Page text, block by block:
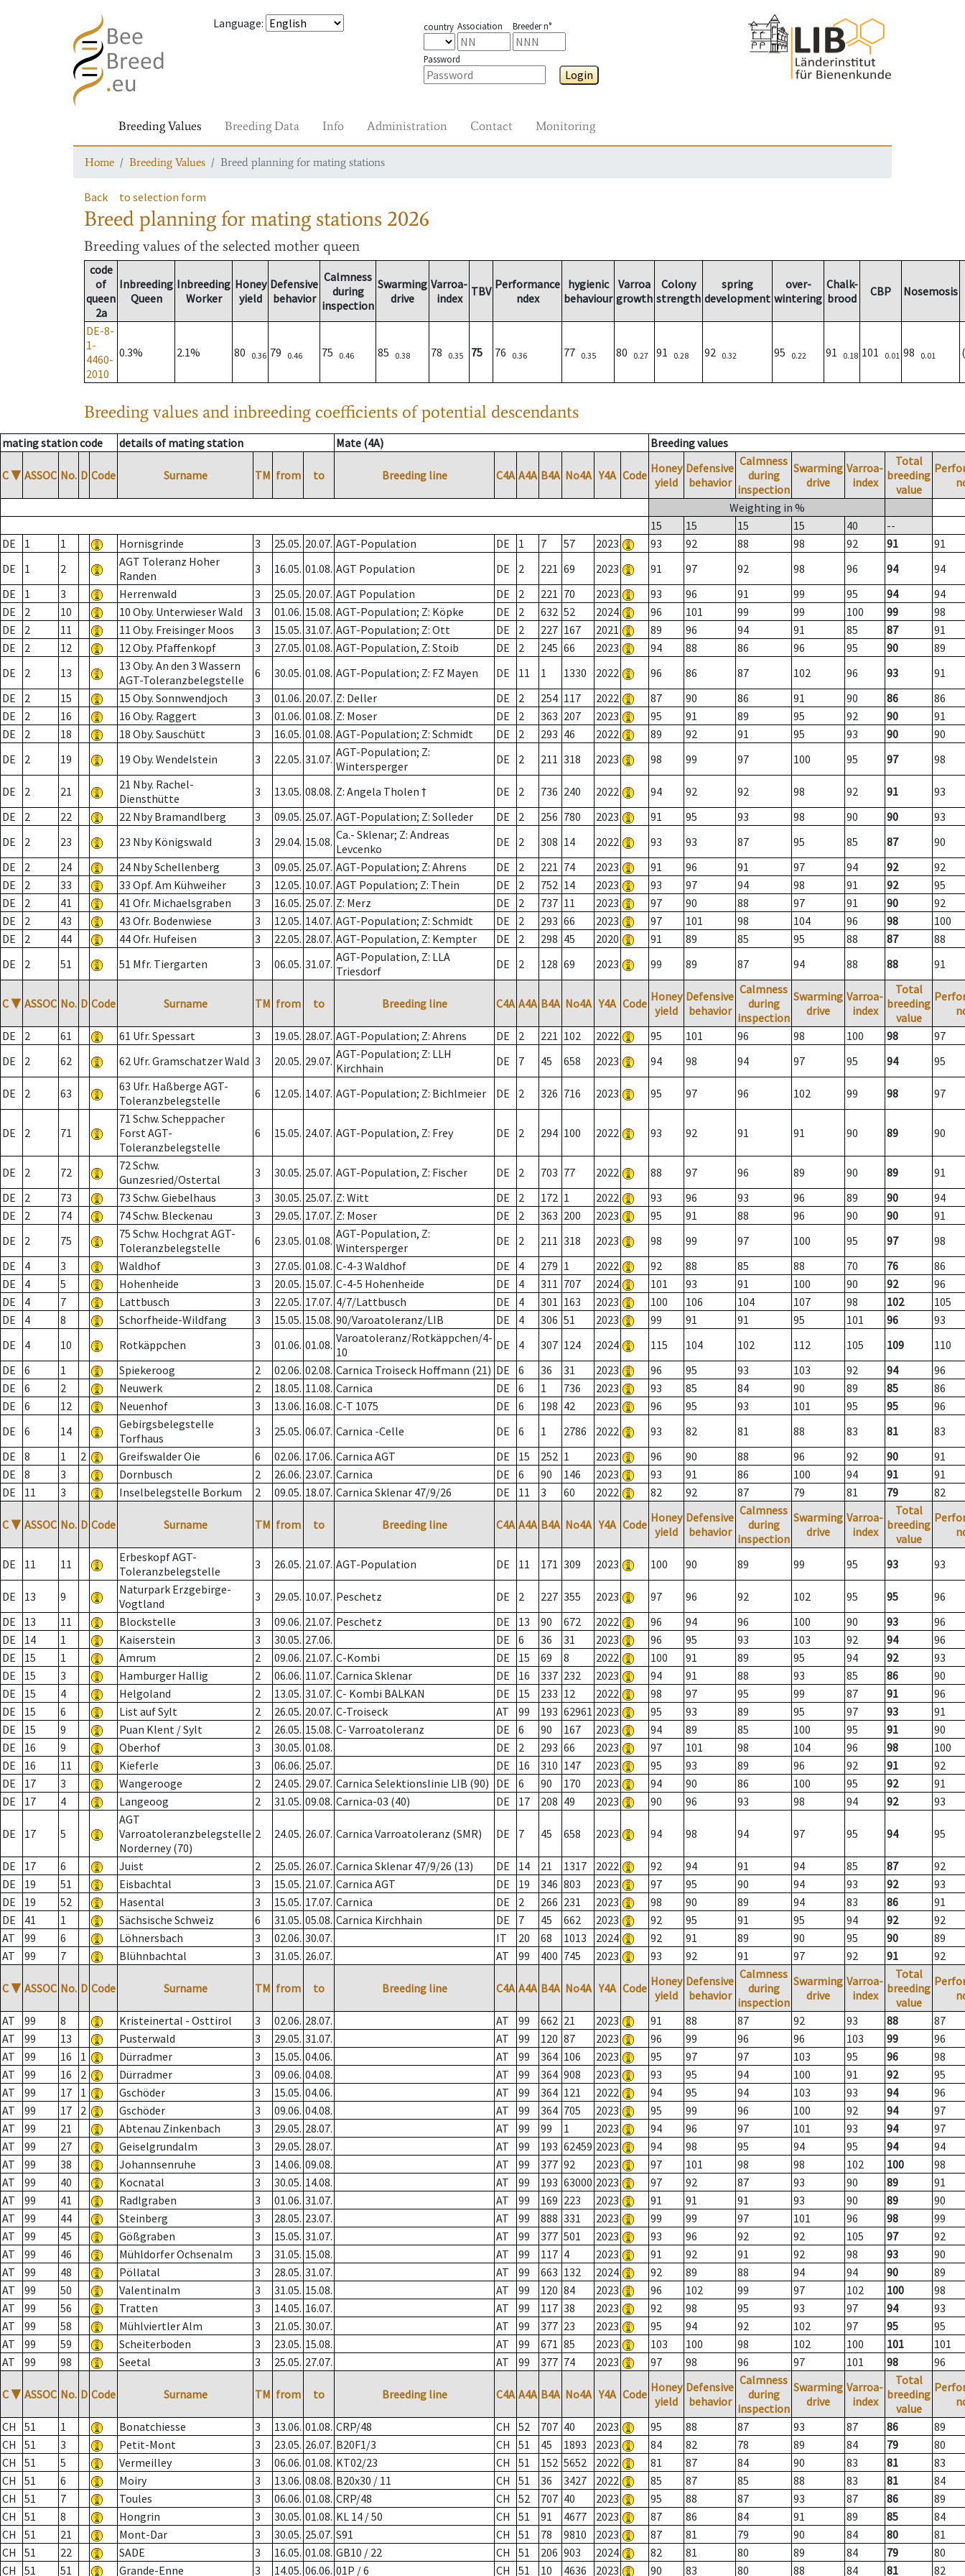
Language: country Association Breeder n°
Password
Login
Breeding Values Breeding Data Info Administration Contact Monitoring
Home Breeding Values Breed planning for mating stations
Back to selection form
Breed planning for mating stations 2026
Breeding values of the selected mother queen
code
of
queen
2a
Inbreeding
Queen
Inbreeding
Worker
Honey
yield
Defensive
behavior
Calmness
during
inspection
Swarming
drive
Varroa-
index
TBV Performance
ndex
hygienic
behaviour
Varroa
growth
Colony
strength
spring
development
over-
wintering
Chalk-
brood
CBP Nosemosis
DE-8-
1-
4460-
2010
0.3% 2.1% 80 0.36 79 0.46 75 0.46 85 0.38 78 0.35 75 76 0.36 77 0.35 80 0.27 91 0.28 92 0.32 95 0.22 91 0.18 101 0.01 98 0.01
Breeding values and inbreeding coefficients of potential descendants
mating station code details of mating station Mate (4A) Breeding values
C ▼ ASSOC No. D Code Surname TM from to Breeding line C4A A4A B4A No4A Y4A Code Honey
yield
Defensive
behavior
Calmness
during
inspection
Swarming
drive
Varroa-
index
Total
breeding
value
Weighting in %
15
15 15 15 40
--
DE
1 1 Hornisgrinde 3 25.05. 20.07. AGT-Population DE 1 7 57 2023 93 92 88 98 92 91
91
DE
1 2
AGT Toleranz Hoher
Randen
3 16.05. 01.08. AGT Population DE 2 221 69 2023 91 97 92 98 96 94
94
DE
1 3 Herrenwald 3 25.05. 20.07. AGT Population DE 2 221 70 2023 93 96 91 99 95 94
94
DE
2 10 10 Oby. Unterwieser Wald 3 01.06. 15.08. AGT-Population; Z: Köpke DE 2 632 52 2024 96 101 99 99 100 99
98
DE
2 11 11 Oby. Freisinger Moos 3 15.05. 31.07. AGT-Population; Z: Ott DE 2 227 167 2021 89 96 94 91 85 87
91
DE
2 12 12 Oby. Pfaffenkopf 3 27.05. 01.08. AGT-Population, Z: Stoib DE 2 245 66 2023 94 88 86 96 95 90
89
DE
2 13
13 Oby. An den 3 Wassern
AGT-Toleranzbelegstelle
6 30.05. 01.08. AGT-Population; Z: FZ Mayen DE 11 1 1330 2022 96 86 87 102 96 93
91
DE
2 15 15 Oby. Sonnwendjoch 3 01.06. 20.07. Z: Deller DE 2 254 117 2022 87 90 86 91 90 86
86
DE
2 16 16 Oby. Raggert 3 01.06. 01.08. Z: Moser DE 2 363 207 2023 95 91 89 95 92 90
91
DE
2 18 18 Oby. Sauschütt 3 16.05. 01.08. AGT-Population; Z: Schmidt DE 2 293 46 2022 89 92 91 95 93 90
90
DE
2 19 19 Oby. Wendelstein 3 22.05. 31.07. AGT-Population; Z:
Wintersperger
DE 2 211 318 2023 98 99 97 100 95 97 98
DE 2 21
21 Nby. Rachel-
Diensthütte
3 13.05. 08.08. Z: Angela Tholen † DE 2 736 240 2022 94 92 92 98 92 91
93
DE
2 22 22 Nby Bramandlberg 3 09.05. 25.07. AGT-Population; Z: Solleder DE 2 256 780 2023 91 95 93 98 90 90
93
DE
2 23 23 Nby Königswald 3 29.04. 15.08. Ca.- Sklenar; Z: Andreas
Levcenko
DE 2 308 14 2022 93 93 87 95 85 87
90
DE
2 24 24 Nby Schellenberg 3 09.05. 25.07. AGT-Population; Z: Ahrens DE 2 221 74 2023 91 96 91 97 94 92
92
DE
2 33 33 Opf. Am Kühweiher 3 12.05. 10.07. AGT Population; Z: Thein DE 2 752 14 2023 93 97 94 98 91 92
95
DE
2 41 41 Ofr. Michaelsgraben 3 16.05. 25.07. Z: Merz DE 2 737 11 2023 97 90 88 97 91 90
92
DE
2 43 43 Ofr. Bodenwiese 3 12.05. 14.07. AGT-Population; Z: Schmidt DE 2 293 66 2023 97 101 98 104 96 98
100
DE
2 44 44 Ofr. Hufeisen 3 22.05. 28.07. AGT-Population, Z: Kempter DE 2 298 45 2020 91 89 85 95 88 87
88
DE
2 51 51 Mfr. Tiergarten 3 06.05. 31.07. AGT-Population, Z: LLA
Triesdorf
DE 2 128 69 2023 99 89 87 94 88 88 91
C ▼ ASSOC No. D Code Surname TM from to Breeding line C4A A4A B4A No4A Y4A Code Honey
yield
Defensive
behavior
Calmness
during
inspection
Swarming
drive
Varroa-
index
Total
breeding
value
DE
2 61 61 Ufr. Spessart 3 19.05. 28.07. AGT-Population; Z: Ahrens DE 2 221 102 2022 95 101 96 98 100 98
97
DE
2 62 62 Ufr. Gramschatzer Wald 3 20.05. 29.07. AGT-Population; Z: LLH
Kirchhain
DE 7 45 658 2023 94 98 94 97 95 94 95
DE 2 63
63 Ufr. Haßberge AGT-
Toleranzbelegstelle
6 12.05. 14.07. AGT-Population; Z: Bichlmeier DE 2 326 716 2023 95 97 96 102 99 98 97
DE 2 71
71 Schw. Scheppacher
Forst AGT-
Toleranzbelegstelle
6 15.05. 24.07. AGT-Population, Z: Frey DE 2 294 100 2022 93 92 91 91 90 89 90
DE 2 72
72 Schw.
Gunzesried/Ostertal
3 30.05. 25.07. AGT-Population, Z: Fischer DE 2 703 77 2022 88 97 96 89 90 89
91
DE
2 73 73 Schw. Giebelhaus 3 30.05. 25.07. Z: Witt DE 2 172 1 2022 93 96 93 96 89 90
94
DE
2 74 74 Schw. Bleckenau 3 29.05. 17.07. Z: Moser DE 2 363 200 2023 95 91 88 96 90 90
91
DE
2 75
75 Schw. Hochgrat AGT-
Toleranzbelegstelle
6 23.05. 01.08. AGT-Population, Z:
Wintersperger
DE 2 211 318 2023 98 99 97 100 95 97
98
DE
4 3 Waldhof 3 27.05. 01.08. C-4-3 Waldhof DE 4 279 1 2022 92 88 85 88 70 76
86
DE
4 5 Hohenheide 3 20.05. 15.07. C-4-5 Hohenheide DE 4 311 707 2024 101 93 91 100 90 92
96
DE
4 7 Lattbusch 3 22.05. 17.07. 4/7/Lattbusch DE 4 301 163 2023 100 106 104 107 98 102
105
DE
4 8 Schorfheide-Wildfang 3 15.05. 15.08. 90/Varoatoleranz/LIB DE 4 306 51 2023 99 91 91 95 101 96
93
DE
4 10 Rotkäppchen 3 01.06. 01.08. Varoatoleranz/Rotkäppchen/4-
10
DE 4 307 124 2024 115 104 102 112 105 109
110
DE
6 1 Spiekeroog 2 02.06. 02.08. Carnica Troiseck Hoffmann (21) DE 6 36 31 2023 96 95 93 103 92 94
96
DE
6 2 Neuwerk 2 18.05. 11.08. Carnica DE 6 1 736 2023 93 85 84 90 89 85
86
DE
6 12 Neuenhof 3 13.06. 16.08. C-T 1075 DE 6 198 42 2023 96 95 93 101 95 95
96
DE
6 14
Gebirgsbelegstelle
Torfhaus
3 25.05. 06.07. Carnica -Celle DE 6 1 2786 2022 93 82 81 88 83 81
83
DE
8 1 2 Greifswalder Oie 6 02.06. 17.06. Carnica AGT DE 15 252 1 2023 96 90 88 96 92 90
91
DE
8 3 Dornbusch 2 26.06. 23.07. Carnica DE 6 90 146 2023 93 91 86 100 94 91
91
DE
11 3 Inselbelegstelle Borkum 2 09.05. 18.07. Carnica Sklenar 47/9/26 DE 11 3 60 2022 82 92 87 79 81 79 82
C ▼ ASSOC No. D Code Surname TM from to Breeding line C4A A4A B4A No4A Y4A Code Honey
yield
Defensive
behavior
Calmness
during
inspection
Swarming
drive
Varroa-
index
Total
breeding
value
DE 11 11
Erbeskopf AGT-
Toleranzbelegstelle
3 26.05. 21.07. AGT-Population DE 11 171 309 2023 100 90 89 99 95 93 93
DE 13 9
Naturpark Erzgebirge-
Vogtland
3 29.05. 10.07. Peschetz DE 2 227 355 2023 97 96 92 102 95 95
96
DE
13 11 Blockstelle 3 09.06. 21.07. Peschetz DE 13 90 672 2022 96 94 96 100 90 93
96
DE
14 1 Kaiserstein 3 30.05. 27.06. DE 6 36 31 2023 96 95 93 103 92 94
96
DE
15 1 Amrum 2 09.06. 21.07. C-Kombi DE 15 69 8 2022 100 91 89 95 94 92
93
DE
15 3 Hamburger Hallig 2 06.06. 11.07. Carnica Sklenar DE 16 337 232 2023 94 91 88 93 85 86
90
DE
15 4 Helgoland 2 13.05. 31.07. C- Kombi BALKAN DE 15 233 12 2022 98 97 95 99 87 91
96
DE
15 6 List auf Sylt 2 26.05. 20.07. C-Troiseck AT 99 193 62961 2023 95 93 89 95 97 93
91
DE
15 9 Puan Klent / Sylt 2 26.05. 15.08. C- Varroatoleranz DE 6 90 167 2023 94 89 85 100 95 91
90
DE
16 9 Oberhof 3 30.05. 01.08. DE 2 293 66 2023 97 101 98 104 96 98
100
DE
16 11 Kieferle 3 06.06. 25.07. DE 16 310 147 2023 95 93 89 96 92 91
92
DE
17 3 Wangerooge 2 24.05. 29.07. Carnica Selektionslinie LIB (90) DE 6 90 170 2023 94 90 86 100 95 92
91
DE
17 4 Langeoog 2 31.05. 09.08. Carnica-03 (40) DE 17 208 49 2023 90 96 93 98 94 92 93
DE 17 5
AGT
Varroatoleranzbelegstelle
Norderney (70)
2 24.05. 26.07. Carnica Varroatoleranz (SMR) DE 7 45 658 2023 94 98 94 97 95 94 95
DE 17 6 Juist 2 25.05. 26.07. Carnica Sklenar 47/9/26 (13) DE 14 21 1317 2022 92 94 91 94 85 87
92
DE
19 51 Eisbachtal 3 15.05. 21.07. Carnica AGT DE 19 346 803 2023 97 95 90 94 93 92
93
DE
19 52 Hasental 3 15.05. 17.07. Carnica DE 2 266 231 2023 98 90 89 94 83 86
91
DE
41 1 Sächsische Schweiz 6 31.05. 05.08. Carnica Kirchhain DE 7 45 662 2023 92 95 91 95 94 92
92
AT
99 6 Löhnersbach 3 02.06. 30.07. IT 20 68 1013 2024 92 91 89 90 95 90
89
AT
99 7 Blühnbachtal 3 31.05. 26.07. AT 99 400 745 2023 93 92 91 97 92 91 92
C ▼ ASSOC No. D Code Surname TM from to Breeding line C4A A4A B4A No4A Y4A Code Honey
yield
Defensive
behavior
Calmness
during
inspection
Swarming
drive
Varroa-
index
Total
breeding
value
AT
99 8 Kristeinertal - Osttirol 3 02.06. 28.07. AT 99 662 21 2023 91 88 87 92 93 88
87
AT
99 13 Pusterwald 3 29.05. 31.07. AT 99 120 87 2023 96 99 96 96 103 99
96
AT
99 16 1 Dürradmer 3 15.05. 04.06. AT 99 364 106 2023 95 97 97 103 95 96
98
AT
99 16 2 Dürradmer 3 09.06. 04.08. AT 99 364 908 2023 93 95 94 100 91 92
95
AT
99 17 1 Gschöder 3 15.05. 04.06. AT 99 364 121 2022 94 95 94 103 93 94
96
AT
99 17 2 Gschöder 3 09.06. 04.08. AT 99 364 705 2023 95 99 96 100 92 94
97
AT
99 21 Abtenau Zinkenbach 3 29.05. 28.07. AT 99 99 1 2023 94 96 97 101 93 94
97
AT
99 27 Geiselgrundalm 3 29.05. 28.07. AT 99 193 62459 2023 94 98 95 94 95 94
94
AT
99 38 Johannsenruhe 3 14.06. 09.08. AT 99 377 92 2023 97 101 98 98 102 100
98
AT
99 40 Kocnatal 3 30.05. 14.08. AT 99 193 63000 2023 97 92 87 93 90 89
91
AT
99 41 Radlgraben 3 01.06. 31.07. AT 99 169 223 2023 91 91 91 93 90 89
90
AT
99 44 Steinberg 3 28.05. 23.07. AT 99 888 331 2023 99 99 97 101 96 98
99
AT
99 45 Gößgraben 3 15.05. 31.07. AT 99 377 501 2023 93 96 92 92 105 97
92
AT
99 46 Mühldorfer Ochsenalm 3 31.05. 15.08. AT 99 117 4 2023 91 92 91 92 98 93
90
AT
99 48 Pöllatal 3 28.05. 31.07. AT 99 663 132 2024 92 89 88 94 94 90
89
AT
99 50 Valentinalm 3 31.05. 15.08. AT 99 120 84 2023 96 102 99 97 102 100
98
AT
99 56 Tratten 3 14.05. 16.07. AT 99 117 38 2023 92 98 95 93 97 94
93
AT
99 58 Mühlviertler Alm 3 21.05. 30.07. AT 99 377 23 2023 95 94 92 102 97 95
95
AT
99 59 Scheiterboden 3 23.05. 15.08. AT 99 671 85 2023 103 100 98 102 100 101
101
AT
99 98 Seetal 3 25.05. 27.07. AT 99 377 74 2023 97 98 96 97 101 98 96
C ▼ ASSOC No. D Code Surname TM from to Breeding line C4A A4A B4A No4A Y4A Code Honey
yield
Defensive
behavior
Calmness
during
inspection
Swarming
drive
Varroa-
index
Total
breeding
value
CH
51 1 Bonatchiesse 3 13.06. 01.08. CRP/48 CH 52 707 40 2023 95 88 87 93 87 86
89
CH
51 3 Petit-Mont 3 23.05. 26.07. B20F1/3 CH 51 45 1893 2023 84 82 78 89 84 79
80
CH
51 5 Vermeilley 3 06.06. 01.08. KT02/23 CH 51 152 5652 2022 81 87 84 90 83 81
83
CH
51 6 Moiry 3 13.06. 08.08. B20x30 / 11 CH 51 36 3427 2022 85 87 85 88 83 81
84
CH
51 7 Toules 3 06.06. 01.08. CRP/48 CH 52 707 40 2023 95 88 87 93 87 86
89
CH
51 8 Hongrin 3 30.05. 01.08. KL 14 / 50 CH 51 91 4677 2023 87 86 84 91 89 85
84
CH
51 21 Mont-Dar 3 30.05. 25.07. S91 CH 51 78 9810 2023 87 81 79 90 84 80
81
CH
51 22 SADE 3 16.05. 01.08. GB10 / 22 CH 51 206 903 2024 82 81 80 89 84 79
80
CH
51 51 Grande-Enne 3 14.05. 06.06. 01P / 6 CH 51 10 4636 2023 90 83 80 88 84 81 82